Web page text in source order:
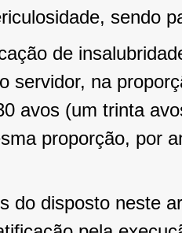
sendo
de
servidor, na
avos (um trinta
proporção, por
do disposto neste